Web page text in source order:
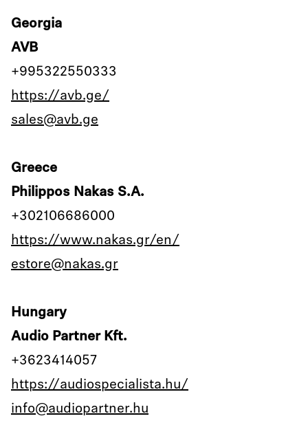
Georgia
AVB
+995322550333
https://avb.ge/
sales@avb.ge
Greece
Philippos Nakas S.A.
+302106686000
https://www.nakas.gr/en/
estore@nakas.gr
Hungary
Audio Partner Kft.
+3623414057
https://audiospecialista.hu/
info@audiopartner.hu